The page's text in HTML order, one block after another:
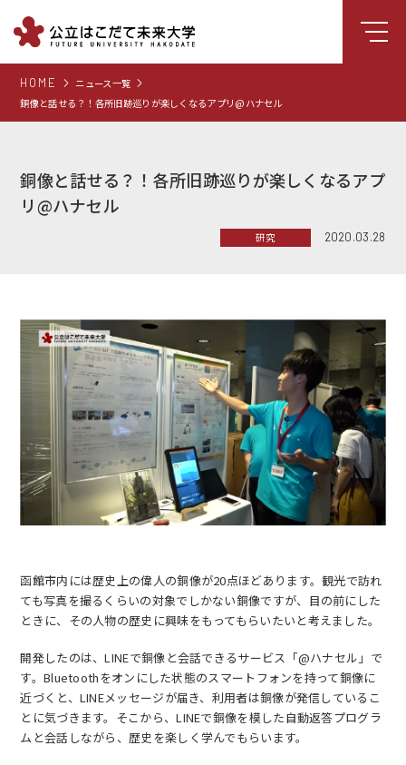
コンセプト動画
大学について
就職支援
図書館
受験生向け情報
HOME
ニュース一覧
銅像と話せる？！各所旧跡巡りが楽しくなるアプリ@ハナセル
銅像と話せる？！各所旧跡巡りが楽しくなるアプ
リ@ハナセル
研究 2020.03.28
函館市内には歴史上の偉人の銅像が20点ほどあります。観光で訪れ
ても写真を撮るくらいの対象でしかない銅像ですが、目の前にした
ときに、その人物の歴史に興味をもってもらいたいと考えました。
開発したのは、LINEで銅像と会話できるサービス「@ハナセル」で
す。Bluetoothをオンにした状態のスマートフォンを持って銅像に
近づくと、LINEメッセージが届き、利用者は銅像が発信しているこ
とに気づきます。そこから、LINEで銅像を模した自動返答プログラ
ムと会話しながら、歴史を楽しく学んでもらいます。